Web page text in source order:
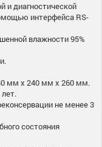
и диагностической
интерфейса RS-
влажности 95%
мм х 240 мм х 260 мм.
не менее 3
состояния